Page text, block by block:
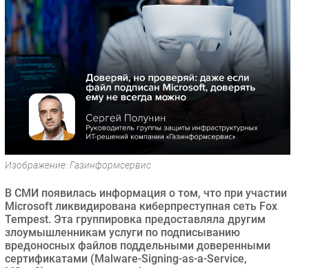
Торговые сети
Оборудование
ПО
Outsourcing
Кадры
Регулирование
Финансы
Web
Безопасность
CIO/Управление ИТ
Гаджеты
Здоровье
Изображение: Газинформсервис
В СМИ появилась информация о том, что при участии
Microsoft ликвидирована киберпреступная сеть Fox
Tempest. Эта группировка предоставляла другим
злоумышленникам услуги по подписыванию
вредоносных файлов поддельными доверенными
сертификатами (Malware-Signing-as-a-Service,